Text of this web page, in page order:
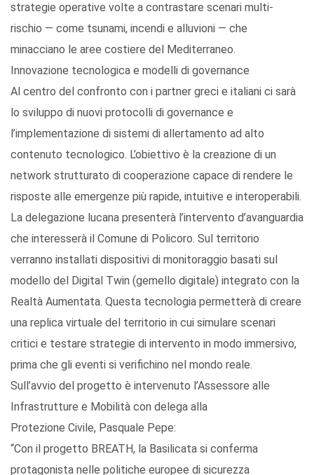
strategie operative volte a contrastare scenari multi-
rischio — come tsunami, incendi e alluvioni — che
minacciano le aree costiere del Mediterraneo.
Innovazione tecnologica e modelli di governance
Al centro del confronto con i partner greci e italiani ci sarà
lo sviluppo di nuovi protocolli di governance e
l’implementazione di sistemi di allertamento ad alto
contenuto tecnologico. L’obiettivo è la creazione di un
network strutturato di cooperazione capace di rendere le
risposte alle emergenze più rapide, intuitive e interoperabili.
La delegazione lucana presenterà l’intervento d’avanguardia
che interesserà il Comune di Policoro. Sul territorio
verranno installati dispositivi di monitoraggio basati sul
modello del Digital Twin (gemello digitale) integrato con la
Realtà Aumentata. Questa tecnologia permetterà di creare
una replica virtuale del territorio in cui simulare scenari
critici e testare strategie di intervento in modo immersivo,
prima che gli eventi si verifichino nel mondo reale.
Sull’avvio del progetto è intervenuto l’Assessore alle
Infrastrutture e Mobilità con delega alla
Protezione Civile, Pasquale Pepe:
“Con il progetto BREATH, la Basilicata si conferma
protagonista nelle politiche europee di sicurezza